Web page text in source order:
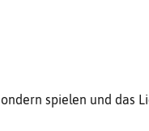
spielen und das